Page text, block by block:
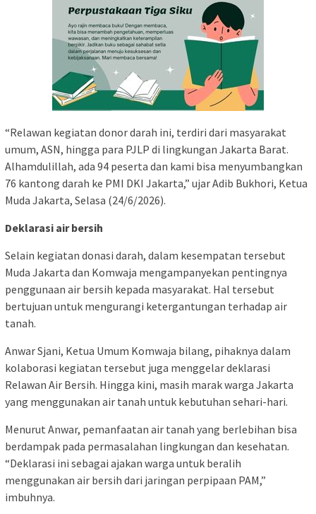
“Relawan kegiatan donor darah ini, terdiri dari masyarakat
umum, ASN, hingga para PJLP di lingkungan Jakarta Barat.
Alhamdulillah, ada 94 peserta dan kami bisa menyumbangkan
76 kantong darah ke PMI DKI Jakarta,” ujar Adib Bukhori, Ketua
Muda Jakarta, Selasa (24/6/2026).
Deklarasi air bersih
Selain kegiatan donasi darah, dalam kesempatan tersebut
Muda Jakarta dan Komwaja mengampanyekan pentingnya
penggunaan air bersih kepada masyarakat. Hal tersebut
bertujuan untuk mengurangi ketergantungan terhadap air
tanah.
Anwar Sjani, Ketua Umum Komwaja bilang, pihaknya dalam
kolaborasi kegiatan tersebut juga menggelar deklarasi
Relawan Air Bersih. Hingga kini, masih marak warga Jakarta
yang menggunakan air tanah untuk kebutuhan sehari-hari.
Menurut Anwar, pemanfaatan air tanah yang berlebihan bisa
berdampak pada permasalahan lingkungan dan kesehatan.
“Deklarasi ini sebagai ajakan warga untuk beralih
menggunakan air bersih dari jaringan perpipaan PAM,”
imbuhnya.